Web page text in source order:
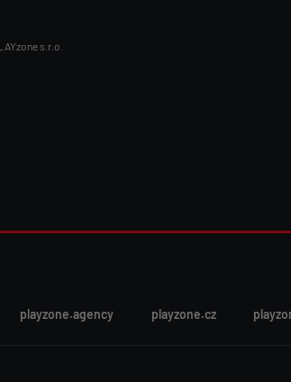
s.r.o.
playzone.agency playzone.cz